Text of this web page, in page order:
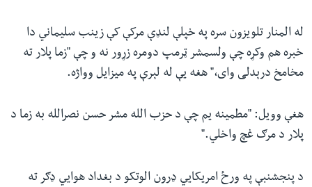
له المنار تلویزون سره په خپلې لنډې مرکې کې زینب سلیماني دا
خبره هم وکړه چې ولسمشر ټرمپ دومره زړور نه و چې "زما پلار ته
مخامخ درېدلی وای،" هغه یې له لېرې په میزایل وواژه.
هغې وویل: "مطمینه یم چې د حزب الله مشر حسن نصرالله به زما د
پلار د مرګ غچ واخلي."
د پنجشنبې په ورځ امریکایي ډرون الوتکو د بغداد هوايي ډګر ته